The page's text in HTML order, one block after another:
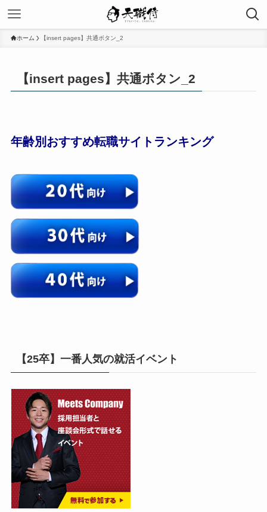
ホーム 【insert pages】共通ボタン_2
【insert pages】共通ボタン_2
年齢別おすすめ転職サイトランキング
【25卒】一番人気の就活イベント